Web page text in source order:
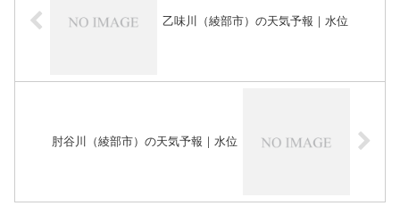
乙味川（綾部市）の天気予報｜水位
肘谷川（綾部市）の天気予報｜水位